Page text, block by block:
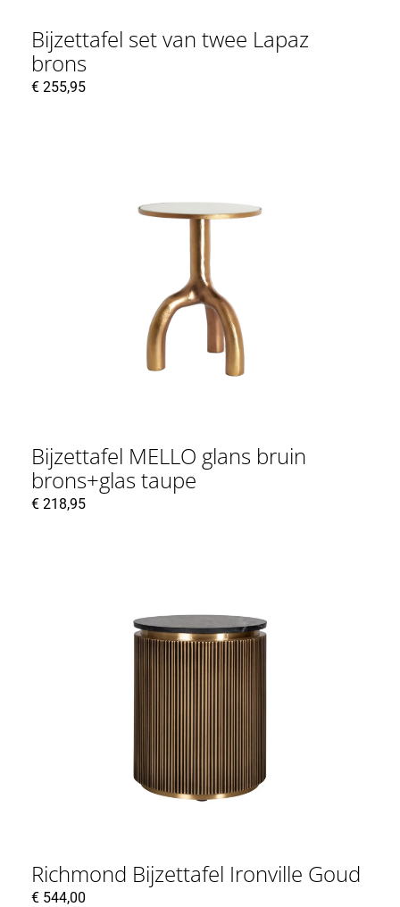
Bijzettafel set van twee Lapaz
brons
€ 255,95
Bijzettafel MELLO glans bruin
brons+glas taupe
€ 218,95
Richmond Bijzettafel Ironville Goud
€ 544,00